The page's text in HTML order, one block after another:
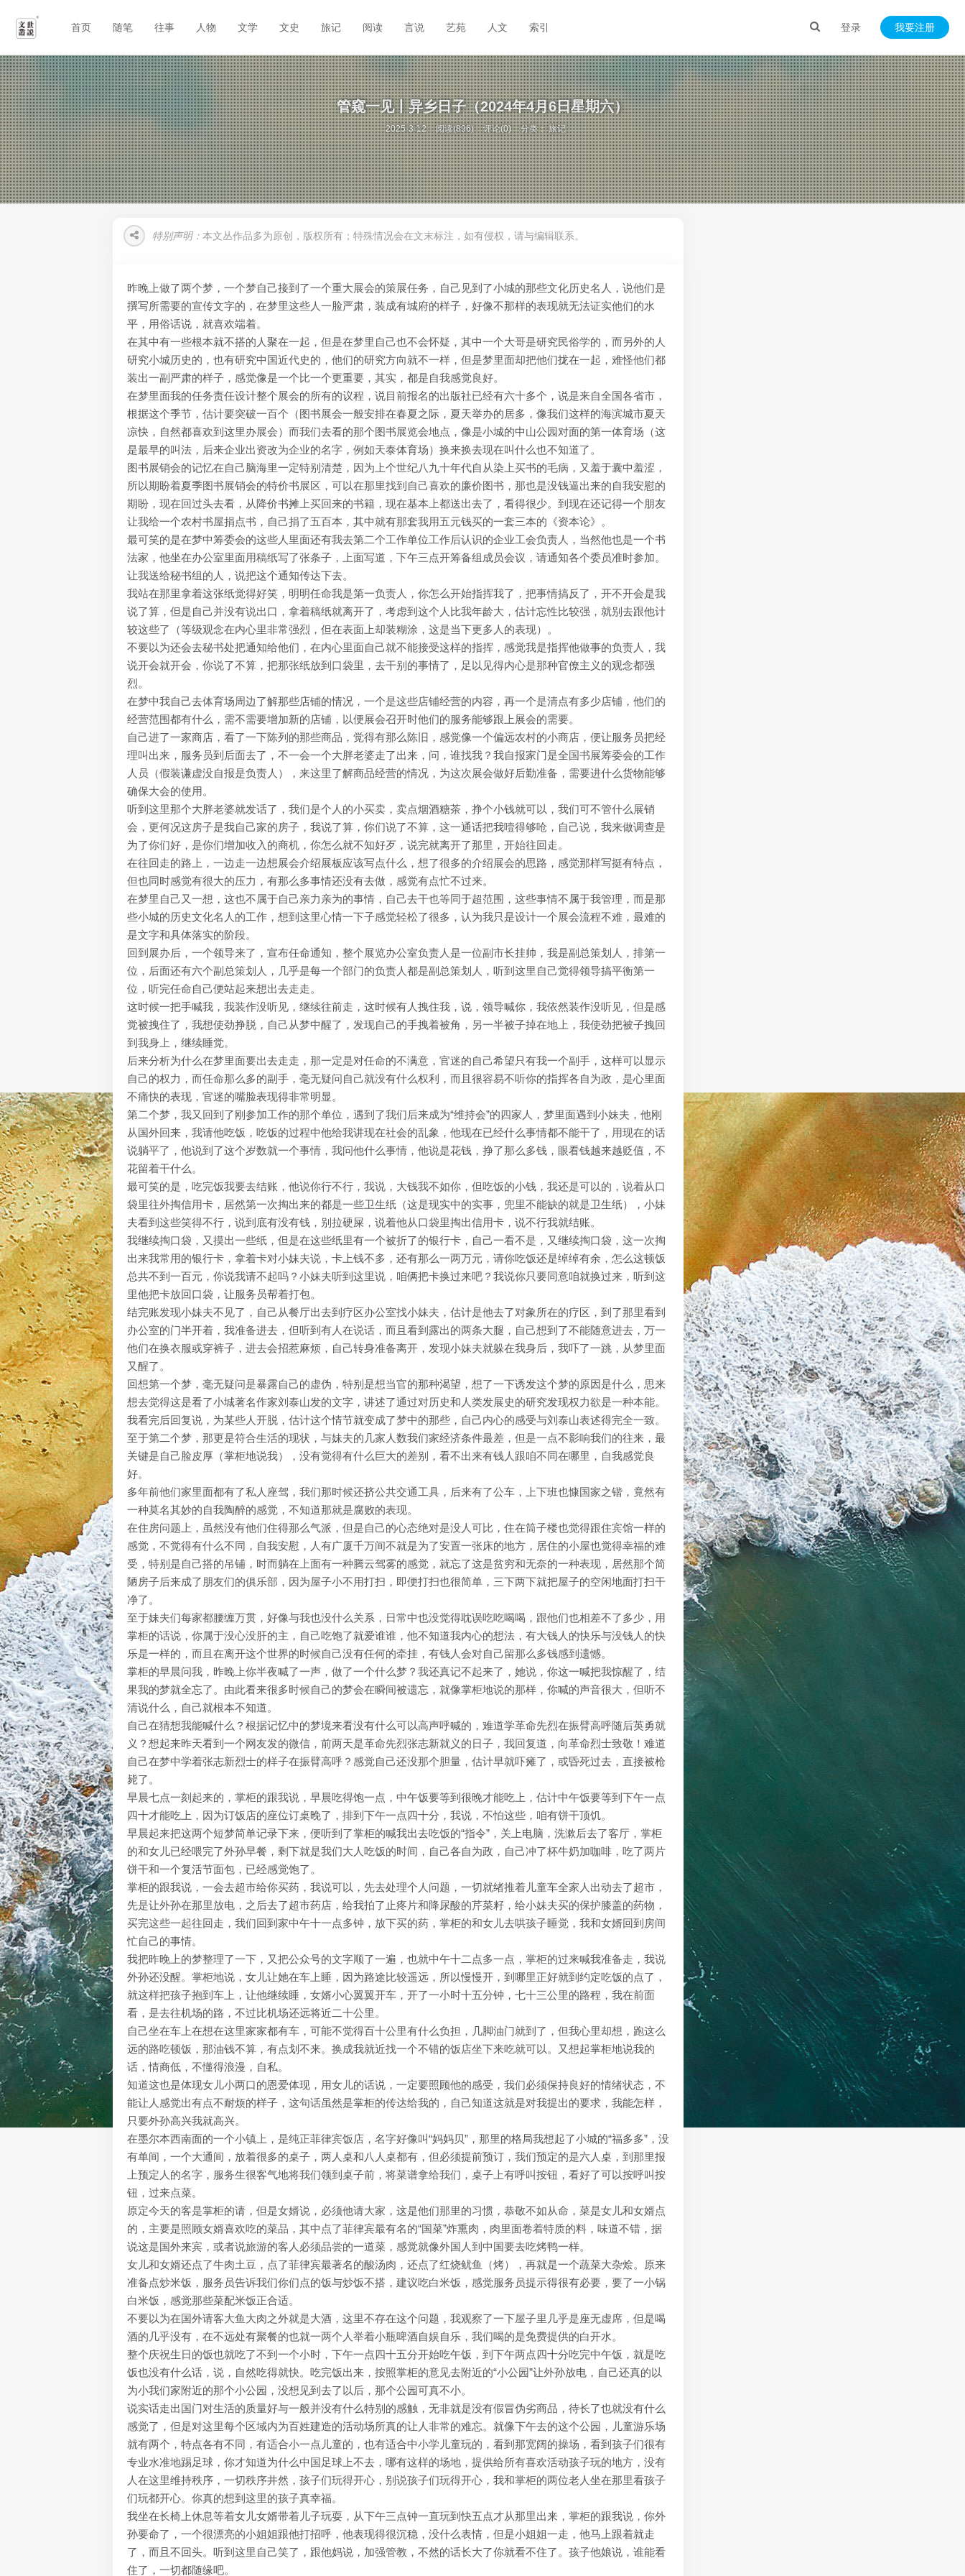
登录 我要注册
首页 随笔 往事 人物 文学 文史 旅记 阅读 言说 艺苑 人文 索引
管窥一见丨异乡日子（2024年4月6日星期六）
2025-3-12 阅读(896) 评论(0) 分类：旅记
特别声明： 本文丛作品多为原创，版权所有；特殊情况会在文末标注，如有侵权，请与编辑联系。
昨晚上做了两个梦，一个梦自己接到了一个重大展会的策展任务，自己见到了小城的那些文化历史名人，说他们是
撰写所需要的宣传文字的，在梦里这些人一脸严肃，装成有城府的样子，好像不那样的表现就无法证实他们的水
平，用俗话说，就喜欢端着。
在其中有一些根本就不搭的人聚在一起，但是在梦里自己也不会怀疑，其中一个大哥是研究民俗学的，而另外的人
研究小城历史的，也有研究中国近代史的，他们的研究方向就不一样，但是梦里面却把他们拢在一起，难怪他们都
装出一副严肃的样子，感觉像是一个比一个更重要，其实，都是自我感觉良好。
在梦里面我的任务责任设计整个展会的所有的议程，说目前报名的出版社已经有六十多个，说是来自全国各省市，
根据这个季节，估计要突破一百个（图书展会一般安排在春夏之际，夏天举办的居多，像我们这样的海滨城市夏天
凉快，自然都喜欢到这里办展会）而我们去看的那个图书展览会地点，像是小城的中山公园对面的第一体育场（这
是最早的叫法，后来企业出资改为企业的名字，例如天泰体育场）换来换去现在叫什么也不知道了。
图书展销会的记忆在自己脑海里一定特别清楚，因为上个世纪八九十年代自从染上买书的毛病，又羞于囊中羞涩，
所以期盼着夏季图书展销会的特价书展区，可以在那里找到自己喜欢的廉价图书，那也是没钱逼出来的自我安慰的
期盼，现在回过头去看，从降价书摊上买回来的书籍，现在基本上都送出去了，看得很少。到现在还记得一个朋友
让我给一个农村书屋捐点书，自己捐了五百本，其中就有那套我用五元钱买的一套三本的《资本论》。
最可笑的是在梦中筹委会的这些人里面还有我去第二个工作单位工作后认识的企业工会负责人，当然他也是一个书
法家，他坐在办公室里面用稿纸写了张条子，上面写道，下午三点开筹备组成员会议，请通知各个委员准时参加。
让我送给秘书组的人，说把这个通知传达下去。
我站在那里拿着这张纸觉得好笑，明明任命我是第一负责人，你怎么开始指挥我了，把事情搞反了，开不开会是我
说了算，但是自己并没有说出口，拿着稿纸就离开了，考虑到这个人比我年龄大，估计忘性比较强，就别去跟他计
较这些了（等级观念在内心里非常强烈，但在表面上却装糊涂，这是当下更多人的表现）。
不要以为还会去秘书处把通知给他们，在内心里面自己就不能接受这样的指挥，感觉我是指挥他做事的负责人，我
说开会就开会，你说了不算，把那张纸放到口袋里，去干别的事情了，足以见得内心是那种官僚主义的观念都强
烈。
在梦中我自己去体育场周边了解那些店铺的情况，一个是这些店铺经营的内容，再一个是清点有多少店铺，他们的
经营范围都有什么，需不需要增加新的店铺，以便展会召开时他们的服务能够跟上展会的需要。
自己进了一家商店，看了一下陈列的那些商品，觉得有那么陈旧，感觉像一个偏远农村的小商店，便让服务员把经
理叫出来，服务员到后面去了，不一会一个大胖老婆走了出来，问，谁找我？我自报家门是全国书展筹委会的工作
人员（假装谦虚没自报是负责人），来这里了解商品经营的情况，为这次展会做好后勤准备，需要进什么货物能够
确保大会的使用。
听到这里那个大胖老婆就发话了，我们是个人的小买卖，卖点烟酒糖茶，挣个小钱就可以，我们可不管什么展销
会，更何况这房子是我自己家的房子，我说了算，你们说了不算，这一通话把我噎得够呛，自己说，我来做调查是
为了你们好，是你们增加收入的商机，你怎么就不知好歹，说完就离开了那里，开始往回走。
在往回走的路上，一边走一边想展会介绍展板应该写点什么，想了很多的介绍展会的思路，感觉那样写挺有特点，
但也同时感觉有很大的压力，有那么多事情还没有去做，感觉有点忙不过来。
在梦里自己又一想，这也不属于自己亲力亲为的事情，自己去干也等同于超范围，这些事情不属于我管理，而是那
些小城的历史文化名人的工作，想到这里心情一下子感觉轻松了很多，认为我只是设计一个展会流程不难，最难的
是文字和具体落实的阶段。
回到展办后，一个领导来了，宣布任命通知，整个展览办公室负责人是一位副市长挂帅，我是副总策划人，排第一
位，后面还有六个副总策划人，几乎是每一个部门的负责人都是副总策划人，听到这里自己觉得领导搞平衡第一
位，听完任命自己便站起来想出去走走。
这时候一把手喊我，我装作没听见，继续往前走，这时候有人拽住我，说，领导喊你，我依然装作没听见，但是感
觉被拽住了，我想使劲挣脱，自己从梦中醒了，发现自己的手拽着被角，另一半被子掉在地上，我使劲把被子拽回
到我身上，继续睡觉。
后来分析为什么在梦里面要出去走走，那一定是对任命的不满意，官迷的自己希望只有我一个副手，这样可以显示
自己的权力，而任命那么多的副手，毫无疑问自己就没有什么权利，而且很容易不听你的指挥各自为政，是心里面
不痛快的表现，官迷的嘴脸表现得非常明显。
第二个梦，我又回到了刚参加工作的那个单位，遇到了我们后来成为“维持会”的四家人，梦里面遇到小妹夫，他刚
从国外回来，我请他吃饭，吃饭的过程中他给我讲现在社会的乱象，他现在已经什么事情都不能干了，用现在的话
说躺平了，他说到了这个岁数就一个事情，我问他什么事情，他说是花钱，挣了那么多钱，眼看钱越来越贬值，不
花留着干什么。
最可笑的是，吃完饭我要去结账，他说你行不行，我说，大钱我不如你，但吃饭的小钱，我还是可以的，说着从口
袋里往外掏信用卡，居然第一次掏出来的都是一些卫生纸（这是现实中的实事，兜里不能缺的就是卫生纸），小妹
夫看到这些笑得不行，说到底有没有钱，别拉硬屎，说着他从口袋里掏出信用卡，说不行我就结账。
我继续掏口袋，又摸出一些纸，但是在这些纸里有一个被折了的银行卡，自己一看不是，又继续掏口袋，这一次掏
出来我常用的银行卡，拿着卡对小妹夫说，卡上钱不多，还有那么一两万元，请你吃饭还是绰绰有余，怎么这顿饭
总共不到一百元，你说我请不起吗？小妹夫听到这里说，咱俩把卡换过来吧？我说你只要同意咱就换过来，听到这
里他把卡放回口袋，让服务员帮着打包。
结完账发现小妹夫不见了，自己从餐厅出去到疗区办公室找小妹夫，估计是他去了对象所在的疗区，到了那里看到
办公室的门半开着，我准备进去，但听到有人在说话，而且看到露出的两条大腿，自己想到了不能随意进去，万一
他们在换衣服或穿裤子，进去会招惹麻烦，自己转身准备离开，发现小妹夫就躲在我身后，我吓了一跳，从梦里面
又醒了。
回想第一个梦，毫无疑问是暴露自己的虚伪，特别是想当官的那种渴望，想了一下诱发这个梦的原因是什么，思来
想去觉得这是看了小城著名作家刘泰山发的文字，讲述了通过对历史和人类发展史的研究发现权力欲是一种本能。
我看完后回复说，为某些人开脱，估计这个情节就变成了梦中的那些，自己内心的感受与刘泰山表述得完全一致。
至于第二个梦，那更是符合生活的现状，与妹夫的几家人数我们家经济条件最差，但是一点不影响我们的往来，最
关键是自己脸皮厚（掌柜地说我），没有觉得有什么巨大的差别，看不出来有钱人跟咱不同在哪里，自我感觉良
好。
多年前他们家里面都有了私人座驾，我们那时候还挤公共交通工具，后来有了公车，上下班也慷国家之锴，竟然有
一种莫名其妙的自我陶醉的感觉，不知道那就是腐败的表现。
在住房问题上，虽然没有他们住得那么气派，但是自己的心态绝对是没人可比，住在筒子楼也觉得跟住宾馆一样的
感觉，不觉得有什么不同，自我安慰，人有广厦千万间不就是为了安置一张床的地方，居住的小屋也觉得幸福的难
受，特别是自己搭的吊铺，时而躺在上面有一种腾云驾雾的感觉，就忘了这是贫穷和无奈的一种表现，居然那个简
陋房子后来成了朋友们的俱乐部，因为屋子小不用打扫，即便打扫也很简单，三下两下就把屋子的空闲地面打扫干
净了。
至于妹夫们每家都腰缠万贯，好像与我也没什么关系，日常中也没觉得耽误吃吃喝喝，跟他们也相差不了多少，用
掌柜的话说，你属于没心没肝的主，自己吃饱了就爱谁谁，他不知道我内心的想法，有大钱人的快乐与没钱人的快
乐是一样的，而且在离开这个世界的时候自己没有任何的牵挂，有钱人会对自己留那么多钱感到遗憾。
掌柜的早晨问我，昨晚上你半夜喊了一声，做了一个什么梦？我还真记不起来了，她说，你这一喊把我惊醒了，结
果我的梦就全忘了。由此看来很多时候自己的梦会在瞬间被遗忘，就像掌柜地说的那样，你喊的声音很大，但听不
清说什么，自己就根本不知道。
自己在猜想我能喊什么？根据记忆中的梦境来看没有什么可以高声呼喊的，难道学革命先烈在振臂高呼随后英勇就
义？想起来昨天看到一个网友发的微信，前两天是革命先烈张志新就义的日子，我回复道，向革命烈士致敬！难道
自己在梦中学着张志新烈士的样子在振臂高呼？感觉自己还没那个胆量，估计早就吓瘫了，或昏死过去，直接被枪
毙了。
早晨七点一刻起来的，掌柜的跟我说，早晨吃得饱一点，中午饭要等到很晚才能吃上，估计中午饭要等到下午一点
四十才能吃上，因为订饭店的座位订桌晚了，排到下午一点四十分，我说，不怕这些，咱有饼干顶饥。
早晨起来把这两个短梦简单记录下来，便听到了掌柜的喊我出去吃饭的“指令”，关上电脑，洗漱后去了客厅，掌柜
的和女儿已经喂完了外孙早餐，剩下就是我们大人吃饭的时间，自己各自为政，自己冲了杯牛奶加咖啡，吃了两片
饼干和一个复活节面包，已经感觉饱了。
掌柜的跟我说，一会去超市给你买药，我说可以，先去处理个人问题，一切就绪推着儿童车全家人出动去了超市，
先是让外孙在那里放电，之后去了超市药店，给我拍了止疼片和降尿酸的芹菜籽，给小妹夫买的保护膝盖的药物，
买完这些一起往回走，我们回到家中午十一点多钟，放下买的药，掌柜的和女儿去哄孩子睡觉，我和女婿回到房间
忙自己的事情。
我把昨晚上的梦整理了一下，又把公众号的文字顺了一遍，也就中午十二点多一点，掌柜的过来喊我准备走，我说
外孙还没醒。掌柜地说，女儿让她在车上睡，因为路途比较遥远，所以慢慢开，到哪里正好就到约定吃饭的点了，
就这样把孩子抱到车上，让他继续睡，女婿小心翼翼开车，开了一小时十五分钟，七十三公里的路程，我在前面
看，是去往机场的路，不过比机场还远将近二十公里。
自己坐在车上在想在这里家家都有车，可能不觉得百十公里有什么负担，几脚油门就到了，但我心里却想，跑这么
远的路吃顿饭，那油钱不算，有点划不来。换成我就近找一个不错的饭店坐下来吃就可以。又想起掌柜地说我的
话，情商低，不懂得浪漫，自私。
知道这也是体现女儿小两口的恩爱体现，用女儿的话说，一定要照顾他的感受，我们必须保持良好的情绪状态，不
能让人感觉出有点不耐烦的样子，这句话虽然是掌柜的传达给我的，自己知道这就是对我提出的要求，我能怎样，
只要外孙高兴我就高兴。
在墨尔本西南面的一个小镇上，是纯正菲律宾饭店，名字好像叫“妈妈贝”，那里的格局我想起了小城的“福多多”，没
有单间，一个大通间，放着很多的桌子，两人桌和八人桌都有，但必须提前预订，我们预定的是六人桌，到那里报
上预定人的名字，服务生很客气地将我们领到桌子前，将菜谱拿给我们，桌子上有呼叫按钮，看好了可以按呼叫按
钮，过来点菜。
原定今天的客是掌柜的请，但是女婿说，必须他请大家，这是他们那里的习惯，恭敬不如从命，菜是女儿和女婿点
的，主要是照顾女婿喜欢吃的菜品，其中点了菲律宾最有名的“国菜”炸熏肉，肉里面卷着特质的料，味道不错，据
说这是国外来宾，或者说旅游的客人必须品尝的一道菜，感觉就像外国人到中国要去吃烤鸭一样。
女儿和女婿还点了牛肉土豆，点了菲律宾最著名的酸汤肉，还点了红烧鱿鱼（烤），再就是一个蔬菜大杂烩。原来
准备点炒米饭，服务员告诉我们你们点的饭与炒饭不搭，建议吃白米饭，感觉服务员提示得很有必要，要了一小锅
白米饭，感觉那些菜配米饭正合适。
不要以为在国外请客大鱼大肉之外就是大酒，这里不存在这个问题，我观察了一下屋子里几乎是座无虚席，但是喝
酒的几乎没有，在不远处有聚餐的也就一两个人举着小瓶啤酒自娱自乐，我们喝的是免费提供的白开水。
整个庆祝生日的饭也就吃了不到一个小时，下午一点四十五分开始吃午饭，到下午两点四十分吃完中午饭，就是吃
饭也没有什么话，说，自然吃得就快。吃完饭出来，按照掌柜的意见去附近的“小公园”让外孙放电，自己还真的以
为小我们家附近的那个小公园，没想见到去了以后，那个公园可真不小。
说实话走出国门对生活的质量好与一般并没有什么特别的感触，无非就是没有假冒伪劣商品，待长了也就没有什么
感觉了，但是对这里每个区域内为百姓建造的活动场所真的让人非常的难忘。就像下午去的这个公园，儿童游乐场
就有两个，特点各有不同，有适合小一点儿童的，也有适合中小学儿童玩的，看到那宽阔的操场，看到孩子们很有
专业水准地踢足球，你才知道为什么中国足球上不去，哪有这样的场地，提供给所有喜欢活动孩子玩的地方，没有
人在这里维持秩序，一切秩序井然，孩子们玩得开心，别说孩子们玩得开心，我和掌柜的两位老人坐在那里看孩子
们玩都开心。你真的想到这里的孩子真幸福。
我坐在长椅上休息等着女儿女婿带着儿子玩耍，从下午三点钟一直玩到快五点才从那里出来，掌柜的跟我说，你外
孙要命了，一个很漂亮的小姐姐跟他打招呼，他表现得很沉稳，没什么表情，但是小姐姐一走，他马上跟着就走
了，而且不回头。听到这里自己笑了，跟他妈说，加强管教，不然的话长大了你就看不住了。孩子他娘说，谁能看
住了，一切都随缘吧。